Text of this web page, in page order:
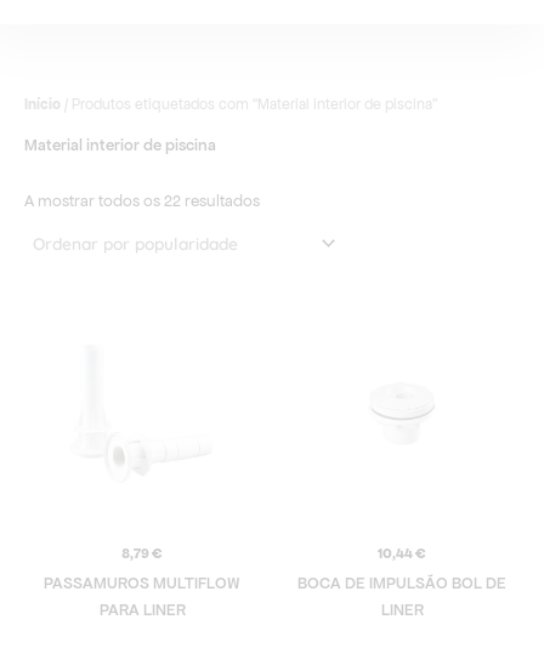
Início / Produtos etiquetados com “Material interior de piscina”
Material interior de piscina
A mostrar todos os 22 resultados
8,79 €
PASSAMUROS MULTIFLOW
PARA LINER
10,44€
BOCA DE IMPULSÃO BOL DE
LINER